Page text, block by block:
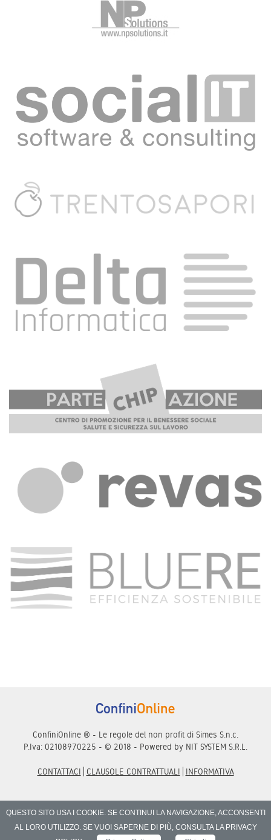
ConfiniOnline ® - Le regole del non profit di Simes S.n.c.
P.Iva: 02108970225 - © 2018 - Powered by NIT SYSTEM S.R.L.
CONTATTACI CLAUSOLE CONTRATTUALI INFORMATIVA
QUESTO SITO USA I COOKIE. SE CONTINUI LA NAVIGAZIONE, ACCONSENTI
AL LORO UTILIZZO. SE VUOI SAPERNE DI PIÙ, CONSULTA LA PRIVACY